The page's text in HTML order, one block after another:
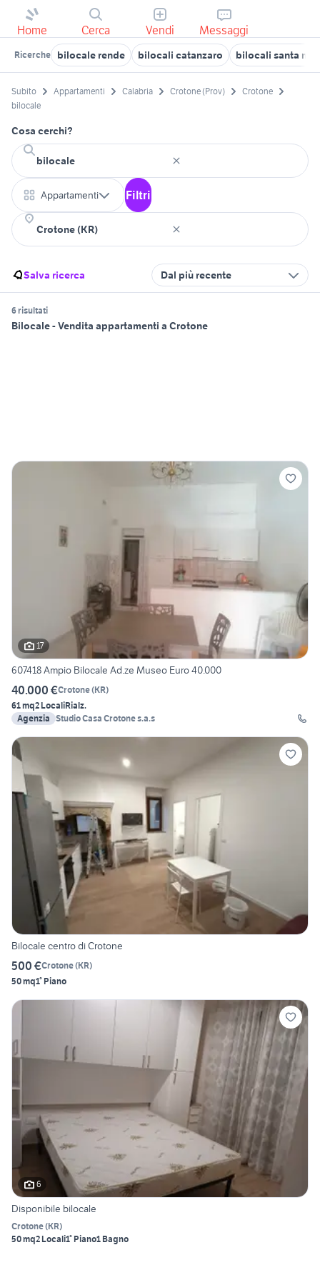
Home Cerca Vendi Messaggi
Ricerche bilocale rende bilocali catanzaro bilocali santa
Subito Appartamenti Calabria Crotone (Prov)
Crotone
bilocale
Cosa cerchi?
Appartamenti Filtri
Salva ricerca Dal più recente
6 risultati
Bilocale - Vendita appartamenti a Crotone
17
607418 Ampio Bilocale Ad.ze Museo Euro 40.000
40.000 €Crotone(KR)
61 mq2 LocaliRialz.
Agenzia Studio Casa Crotone s.a.s
Bilocale centro di Crotone
500 €Crotone(KR)
50 mq1° Piano
6
Disponibile bilocale
Crotone(KR)
50 mq2 Locali1° Piano1 Bagno